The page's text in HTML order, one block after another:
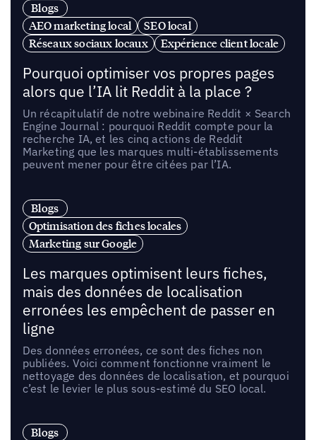
Blogs
AEO marketing local
SEO local
Réseaux sociaux locaux
Expérience client locale
Pourquoi optimiser vos propres pages
alors que l’IA lit Reddit à la place ?
Un récapitulatif de notre webinaire Reddit × Search
Engine Journal : pourquoi Reddit compte pour la
recherche IA, et les cinq actions de Reddit
Marketing que les marques multi-établissements
peuvent mener pour être citées par l’IA.
Blogs
Optimisation des fiches locales
Marketing sur Google
Les marques optimisent leurs fiches,
mais des données de localisation
erronées les empêchent de passer en
ligne
Des données erronées, ce sont des fiches non
publiées. Voici comment fonctionne vraiment le
nettoyage des données de localisation, et pourquoi
c’est le levier le plus sous-estimé du SEO local.
Blogs